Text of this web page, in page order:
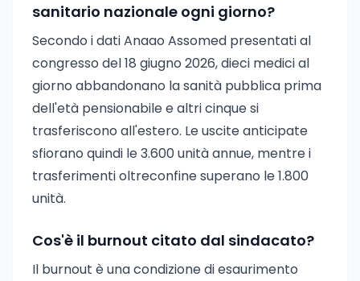
sanitario nazionale ogni giorno?
Secondo i dati Anaao Assomed presentati al
congresso del 18 giugno 2026, dieci medici al
giorno abbandonano la sanità pubblica prima
dell'età pensionabile e altri cinque si
trasferiscono all'estero. Le uscite anticipate
sfiorano quindi le 3.600 unità annue, mentre i
trasferimenti oltreconfine superano le 1.800
unità.
Cos'è il burnout citato dal sindacato?
Il burnout è una condizione di esaurimento